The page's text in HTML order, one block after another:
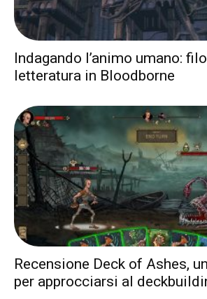
Indagando l’animo umano:
letteratura in Bloodborne
Recensione Deck of Ashes,
per approcciarsi al